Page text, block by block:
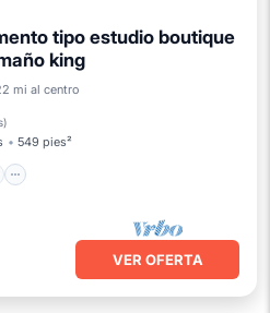
tipo estudio boutique
king
mi al centro
)
549 pies²
Cocina
VER OFERTA